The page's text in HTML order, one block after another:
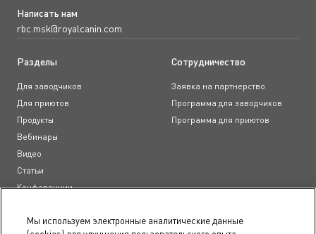
Написать нам
rbc.msk@royalcanin.com
Разделы
Для заводчиков
Для приютов
Продукты
Вебинары
Видео
Статьи
Конференции
Сотрудничество
Заявка на партнерство
Программа для заводчиков
Программа для приютов
Мы используем электронные аналитические данные